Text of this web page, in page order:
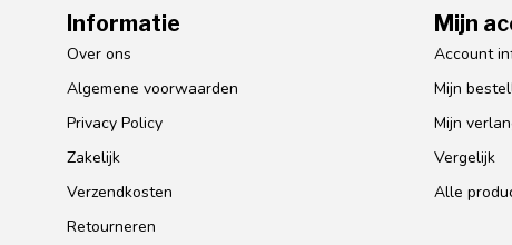
Informatie
Over ons
Algemene voorwaarden
Privacy Policy
Zakelijk
Verzendkosten
Retourneren
Mijn
Account
Mijn
Mijn
Vergelijk
Alle